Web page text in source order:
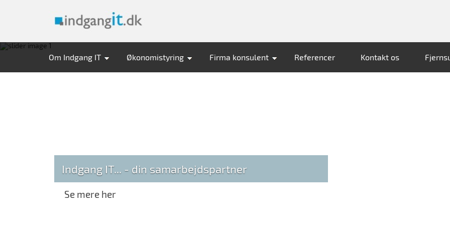
Om Indgang IT Økonomistyring Firma konsulent Referencer Kontakt os
Indgang IT... - din samarbejdspartner
Se mere her